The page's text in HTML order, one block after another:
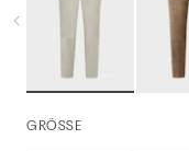
GRÖSSE